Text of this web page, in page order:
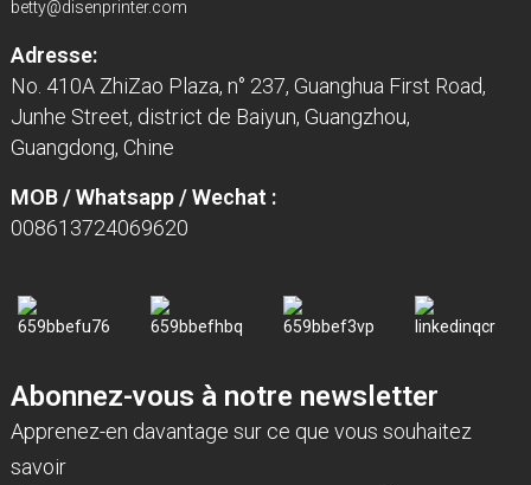
betty@disenprinter.com
Adresse:
No. 410A ZhiZao Plaza, n° 237, Guanghua First Road,
Junhe Street, district de Baiyun, Guangzhou,
Guangdong, Chine
MOB / Whatsapp / Wechat :
008613724069620
Abonnez-vous à notre newsletter
Apprenez-en davantage sur ce que vous souhaitez
savoir